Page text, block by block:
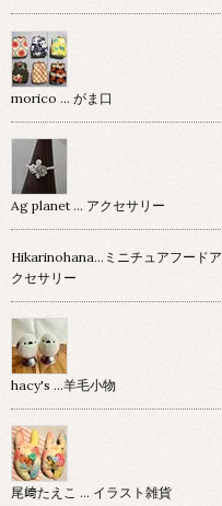
morico … がま口
Ag planet … アクセサリー
Hikarinohana…ミニチュアフードア
クセサリー
hacy's …羊毛小物
尾﨑たえこ … イラスト雑貨